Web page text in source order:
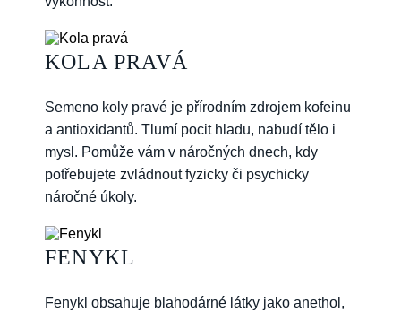
KOLA PRAVÁ
Semeno koly pravé je přírodním zdrojem kofeinu
a antioxidantů. Tlumí pocit hladu, nabudí tělo i
mysl. Pomůže vám v náročných dnech, kdy
potřebujete zvládnout fyzicky či psychicky
náročné úkoly.
FENYKL
Fenykl obsahuje blahodárné látky jako anethol,